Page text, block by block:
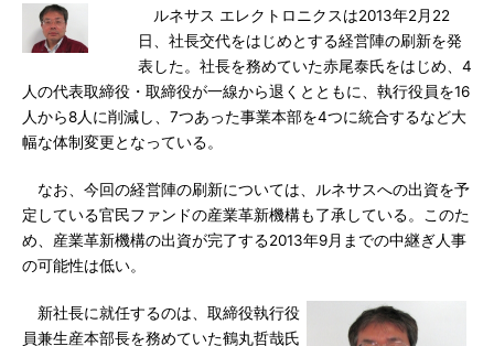
ルネサス エレクトロニクスは2013年2月22
日、社長交代をはじめとする経営陣の刷新を発
表した。社長を務めていた赤尾泰氏をはじめ、4
人の代表取締役・取締役が一線から退くとともに、執行役員を16
人から8人に削減し、7つあった事業本部を4つに統合するなど大
幅な体制変更となっている。
なお、今回の経営陣の刷新については、ルネサスへの出資を予
定している官民ファンドの産業革新機構も了承している。このた
め、産業革新機構の出資が完了する2013年9月までの中継ぎ人事
の可能性は低い。
新社長に就任するのは、取締役執行役
員兼生産本部長を務めていた鶴丸哲哉氏